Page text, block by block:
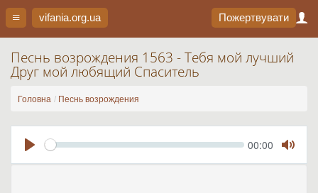
vifania.org.ua Пожертвувати
Песнь возрождения 1563 - Тебя мой лучший
Друг мой любящий Спаситель
Головна Песнь возрождения
Seek Current
00:00
Mute